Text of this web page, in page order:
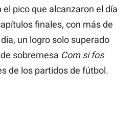
pico que alcanzaron el día
finales, con más de
un logro solo superado
sobremesa Com si fos
de los partidos de fútbol.